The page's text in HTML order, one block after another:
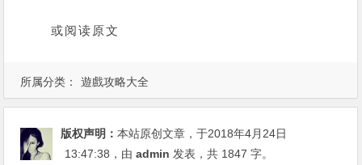
所属分类： 遊戲攻略大全
或阅读原文
版权声明：本站原创文章，于2018年4月24日
13:47:38 ，由admin 发表，共 1847 字。